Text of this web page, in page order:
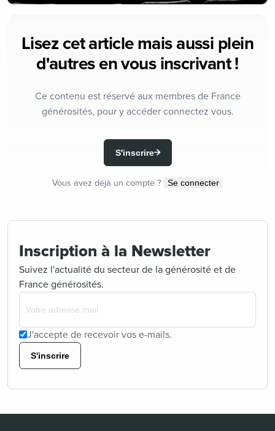
Lisez cet article mais aussi plein
d'autres en vous inscrivant !
Ce contenu est réservé aux membres de France
générosités, pour y accéder connectez vous.
S'inscrire
Vous avez déjà un compte ? Se connecter
Inscription à la Newsletter
Suivez l'actualité du secteur de la générosité et de
France générosités.
J'accepte de recevoir vos e-mails.
S'inscrire